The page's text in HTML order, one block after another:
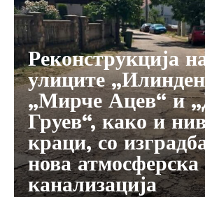
Реконструкција
улиците
„Мирче Ацев“ и
Груев“, како и
краци, со
нова атмосферска
канализација